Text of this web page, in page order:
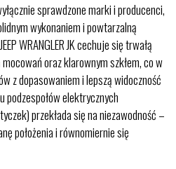
sprawdzone marki i producenci,
wykonaniem i powtarzalną
WRANGLER JK cechuje się trwałą
oraz klarownym szkłem, co w
z dopasowaniem i lepszą widoczność
podzespołów elektrycznych
przekłada się na niezawodność –
położenia i równomiernie się